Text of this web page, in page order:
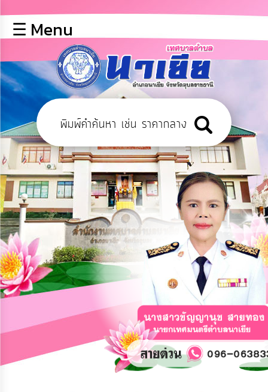
หลัก
ข้อมูล
พื้น
ฐาน
บุคลากร
ข่าว
ประชาสัมพันธ์
การ
เปิด
เผย
ข้อมูล
สาธารณะ
OIT
การ
ปฏิสัมพันธ์
ความ
☰ Menu